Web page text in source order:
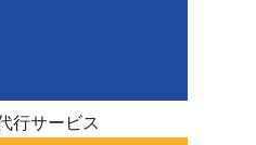
行サービス